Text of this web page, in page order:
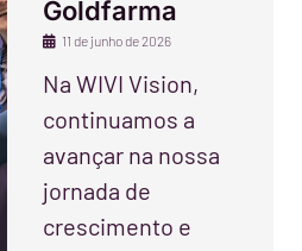
Goldfarma
11 de junho de 2026
Na WIVI Vision,
continuamos a
avançar na nossa
jornada de
crescimento e